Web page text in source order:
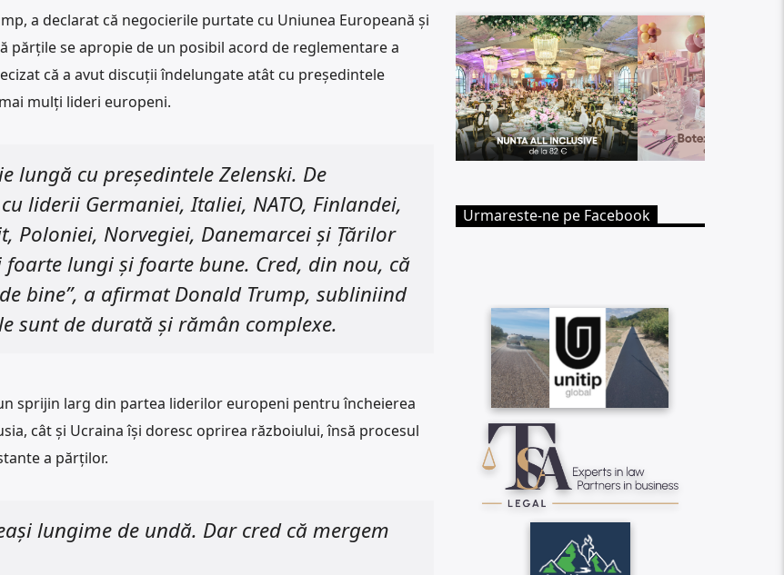
a declarat că negocierile purtate cu Uniunea Europeană și
părțile se apropie de un posibil acord de reglementare a
că a avut discuții îndelungate atât cu președintele
mulți lideri europeni.
lungă cu președintele Zelenski. De
liderii Germaniei, Italiei, NATO, Finlandei,
Poloniei, Norvegiei, Danemarcei și Țărilor
foarte lungi și foarte bune. Cred, din nou, că
bine”, a afirmat Donald Trump, subliniind
sunt de durată și rămân complexe.
sprijin larg din partea liderilor europeni pentru încheierea
cât și Ucraina își doresc oprirea războiului, însă procesul
a părților.
lungime de undă. Dar cred că mergem
Urmareste-ne pe Facebook